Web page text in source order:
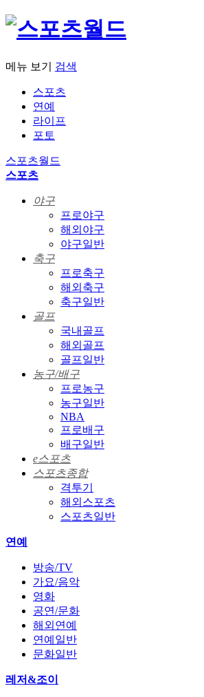
메뉴 보기 검색
스포츠
연예
라이프
포토
스포츠월드
스포츠
야구
프로야구
해외야구
야구일반
축구
프로축구
해외축구
축구일반
골프
국내골프
해외골프
골프일반
농구/배구
프로농구
농구일반
NBA
프로배구
배구일반
e스포츠
스포츠종합
격투기
해외스포츠
스포츠일반
연예
방송/TV
가요/음악
영화
공연/문화
해외연예
연예일반
문화일반
레저&조이